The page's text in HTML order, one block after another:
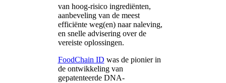
van hoog-risico ingrediënten,
aanbeveling van de meest
efficiënte weg(en) naar naleving,
en snelle advisering over de
vereiste oplossingen.
FoodChain ID was de pionier in
de ontwikkeling van
gepatenteerde DNA-